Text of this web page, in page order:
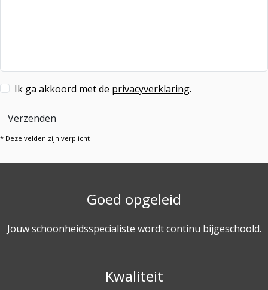
Ik ga akkoord met de privacyverklaring.
Verzenden
* Deze velden zijn verplicht
Goed opgeleid
Jouw schoonheidsspecialiste wordt continu bijgeschoold.
Kwaliteit